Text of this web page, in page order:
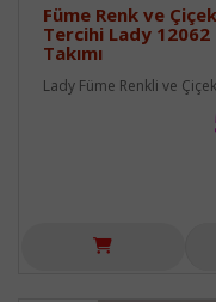
Füme Renk ve
Tercihi Lady
Takımı
Lady Füme Renkli ve